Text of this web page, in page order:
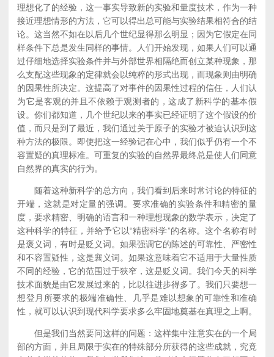
理想化了的经验，这一事实导致新的实验和量度技术，作为一种
接近理想情形的方法，它可以得出总可能与实验结果相符合的结
论。这当然不如在以后几个世纪显得那么明显；因为它假定在同
样条件下总是发生同样的事情。人们开始发现，如果人们可以通
过仔细地选择实验条件并与外部世界相隔绝而创立某种现象，那
么支配这些现象的定律就会以纯粹的形式出现，而现象则由明确
的因果性所决定。这提高了对事件的因果性过程的信任，人们认
为它是客观的并且不依赖于观测者的，这成了新科学的基本假
设。你们都知道，几个世纪以来的事实已经证明了这个假设的价
值，而只是到了最近，我们通过关于原子的实验才被迫认识到这
种方法的极限。即使把这一经验记在心中，我们似乎仍有一个不
容置疑的真理标准。可重复的实验的自然界最终总是使人们同意
自然界的真实的行为。
随着这种新科学的总方向，我们看到后来时常讨论的特征的
开端，这就是对定量的强调。要求准确的实验条件和精密的量
度，要求精密、明确的语言和一种理想现象的数学表示，决定了
这种科学的特征，并给予它以“精密科学”的名称。这个名称有时
是褒义词，有时是贬义词。如果强调它的陈述的可靠性、严密性
和不容置疑性，这是襄义词。如果这意味着它不适用于大量性质
不同的经验，它的范围过于狭窄，这是贬义词。我们今天的科学
技术面貌是由它发展过来的，比以往进步得多了。我们只要想一
想登月所要求的极端准确性、几乎是难以想象的可靠性和准确
性，就可以认识到现代科学要求多么牢固地奠基在真理之上啊。
但是我们当然要问这样的问题：这样集中注意实在的一个局
部的方面，并且局限于实在的特殊部分所获得的这些成就，究竟